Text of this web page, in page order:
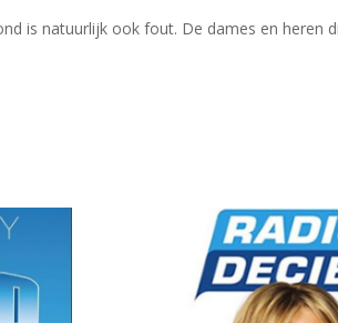
is natuurlijk ook fout. De dames en heren